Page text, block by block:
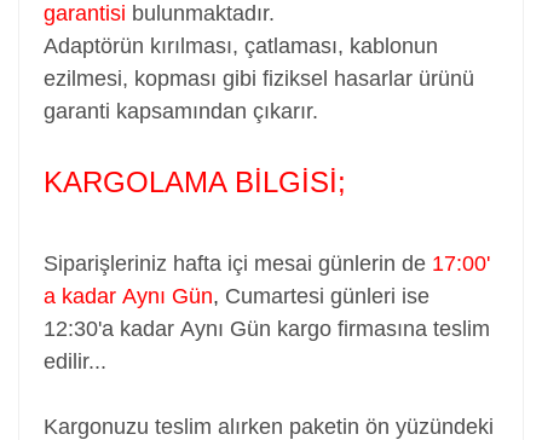
garantisi bulunmaktadır.
Adaptörün kırılması, çatlaması, kablonun
ezilmesi, kopması gibi fiziksel hasarlar ürünü
garanti kapsamından çıkarır.
KARGOLAMA BİLGİSİ;
Siparişleriniz hafta içi mesai günlerin de 17:00'
a kadar Aynı Gün, Cumartesi günleri ise
12:30'a kadar Aynı Gün kargo firmasına teslim
edilir...
Kargonuzu teslim alırken paketin ön yüzündeki